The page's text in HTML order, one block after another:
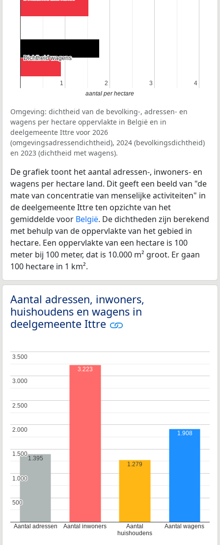
1
1 2
2 3
3 4
4
Dichtheid wagens
Dichtheid wagens
aantal per hectare
Omgeving: dichtheid van de bevolking-, adressen- en
wagens per hectare oppervlakte in België en in
deelgemeente Ittre voor 2026
(omgevingsadressendichtheid), 2024 (bevolkingsdichtheid)
en 2023 (dichtheid met wagens).
De grafiek toont het aantal adressen-, inwoners- en
wagens per hectare land. Dit geeft een beeld van "de
mate van concentratie van menselijke activiteiten" in
de deelgemeente Ittre ten opzichte van het
gemiddelde voor België. De dichtheden zijn berekend
met behulp van de oppervlakte van het gebied in
hectare. Een oppervlakte van een hectare is 100
meter bij 100 meter, dat is 10.000 m² groot. Er gaan
100 hectare in 1 km².
Aantal adressen, inwoners,
huishoudens en wagens in
deelgemeente Ittre
Aantal adressen Aantal inwoners
Aantal
huishoudens
Aantal wagens
500
500
1.000
1.000
1.500
1.500
2.000
2.000
2.500
2.500
3.000
3.000
3.500
3.500
1.395
3.223
1.279
1.908